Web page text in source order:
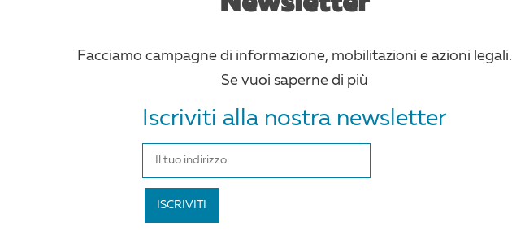
Facciamo campagne di informazione, mobilitazioni e azioni legali.
Se vuoi saperne di più
Iscriviti alla nostra newsletter